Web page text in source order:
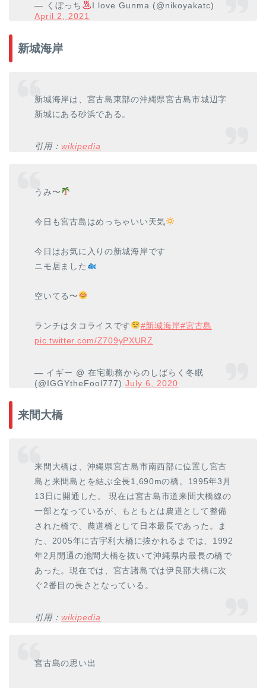
— くぼっち
I love Gunma (@nikoyakatc)
April 2, 2021
新城海岸
新城海岸は、宮古島東部の沖縄県宮古島市城辺字
新城にある砂浜である。
引用：wikipedia
うみ〜
今日も宮古島はめっちゃいい天気
今日はお気に入りの新城海岸です
ニモ居ました
空いてる〜
ランチはタコライスです #新城海岸#宮古島
pic.twitter.com/Z709yPXURZ
— イギー @ 在宅勤務からのしばらく冬眠
(@IGGYtheFool777)July 6, 2020
来間大橋
来間大橋は、沖縄県宮古島市南西部に位置し宮古
島と来間島とを結ぶ全長1,690mの橋。1995年3月
13日に開通した。 現在は宮古島市道来間大橋線の
一部となっているが、もともとは農道として整備
された橋で、農道橋として日本最長であった。ま
た、2005年に古宇利大橋に抜かれるまでは、1992
年2月開通の池間大橋を抜いて沖縄県内最長の橋で
あった。現在では、宮古諸島では伊良部大橋に次
ぐ2番目の長さとなっている。
引用：wikipedia
宮古島の思い出